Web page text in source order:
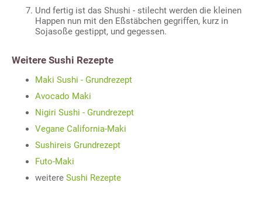
Und fertig ist das Shushi - stilecht werden die kleinen
Happen nun mit den Eßstäbchen gegriffen, kurz in
Sojasoße gestippt, und gegessen.
Weitere Sushi Rezepte
Maki Sushi - Grundrezept
Avocado Maki
Nigiri Sushi - Grundrezept
Vegane California-Maki
Sushireis Grundrezept
Futo-Maki
weitere Sushi Rezepte